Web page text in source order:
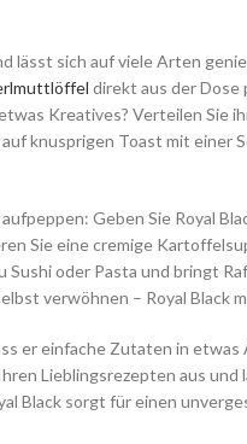
lässt sich auf viele Arten
direkt aus der Dose
Kreatives? Verteilen Sie
knusprigen Toast mit einer
Geben Sie Royal
Sie eine cremige
Sushi oder Pasta und bringt
verwöhnen – Royal Black
er einfache Zutaten in
Lieblingsrezepten aus und
Black sorgt für einen